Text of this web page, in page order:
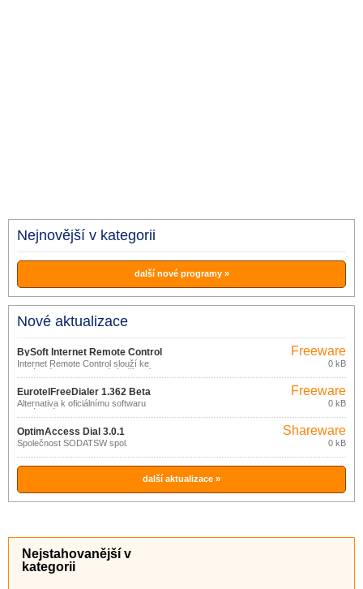
Nejnovější v kategorii
další nové programy »
Nové aktualizace
BySoft Internet Remote Control
2.6.4.271
Internet Remote Control slouží ke
vzdálenému monitorování a řízení
vytáčeného připojení k síti.
Freeware
0 kB
EurotelFreeDialer 1.362 Beta
Alternativa k oficiálnímu softwaru
dodávaného s modemem CDMA.
Freeware
0 kB
OptimAccess Dial 3.0.1
Společnost SODATSW spol.
Shareware
0 kB
další aktualizace »
Nejstahovanější v
kategorii